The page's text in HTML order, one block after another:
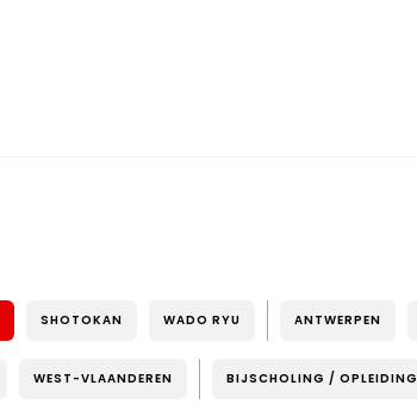
SHOTOKAN WADO RYU ANTWERPEN
WEST-VLAANDEREN BIJSCHOLING / OPLEIDING